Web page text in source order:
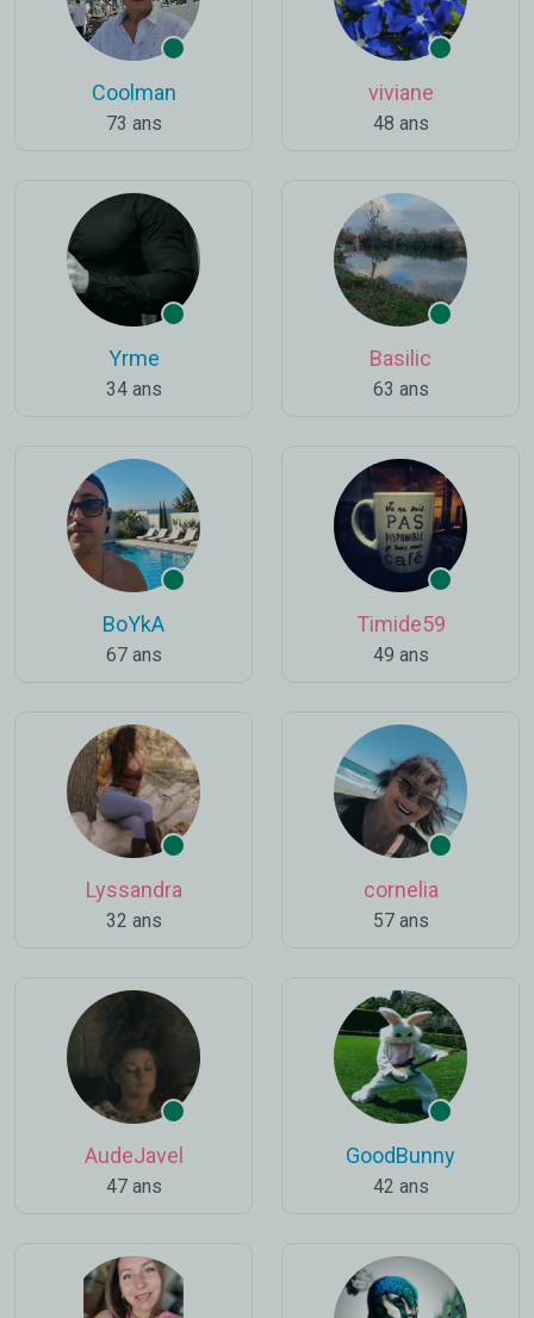
Coolman
73 ans
viviane
48 ans
Yrme
34 ans
Basilic
63 ans
BoYkA
67 ans
Timide59
49 ans
Lyssandra
32 ans
cornelia
57 ans
AudeJavel
47 ans
GoodBunny
42 ans